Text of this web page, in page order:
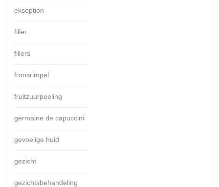
ekseption
filler
fillers
fronsrimpel
fruitzuurpeeling
germaine de capuccini
gevoelige huid
gezicht
gezichtsbehandeling